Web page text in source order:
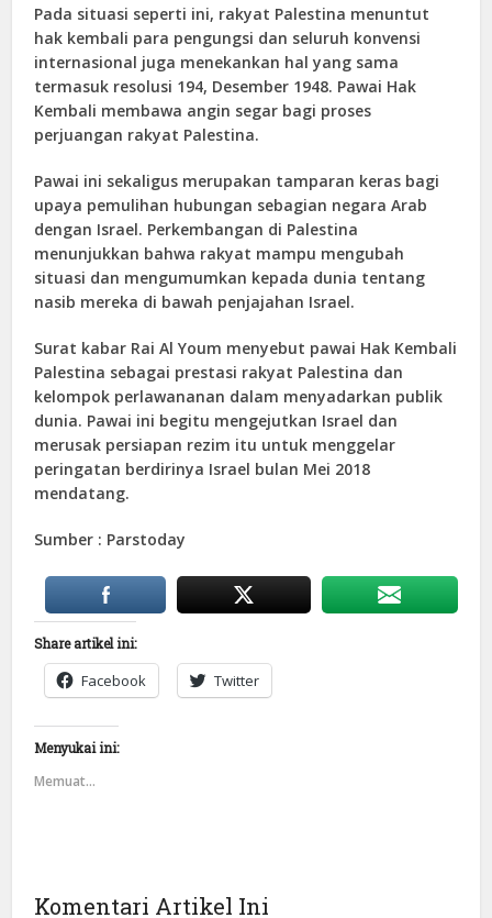
Pada situasi seperti ini, rakyat Palestina menuntut
hak kembali para pengungsi dan seluruh konvensi
internasional juga menekankan hal yang sama
termasuk resolusi 194, Desember 1948. Pawai Hak
Kembali membawa angin segar bagi proses
perjuangan rakyat Palestina.
Pawai ini sekaligus merupakan tamparan keras bagi
upaya pemulihan hubungan sebagian negara Arab
dengan Israel. Perkembangan di Palestina
menunjukkan bahwa rakyat mampu mengubah
situasi dan mengumumkan kepada dunia tentang
nasib mereka di bawah penjajahan Israel.
Surat kabar Rai Al Youm menyebut pawai Hak Kembali
Palestina sebagai prestasi rakyat Palestina dan
kelompok perlawananan dalam menyadarkan publik
dunia. Pawai ini begitu mengejutkan Israel dan
merusak persiapan rezim itu untuk menggelar
peringatan berdirinya Israel bulan Mei 2018
mendatang.
Sumber : Parstoday
Share artikel ini:
Facebook Twitter
Menyukai ini:
Memuat...
Komentari Artikel Ini